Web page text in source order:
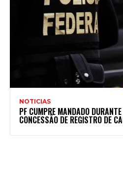
NOTICIAS
PF CUMPRE MANDADO
CONCESSÃO DE REGISTRO DE